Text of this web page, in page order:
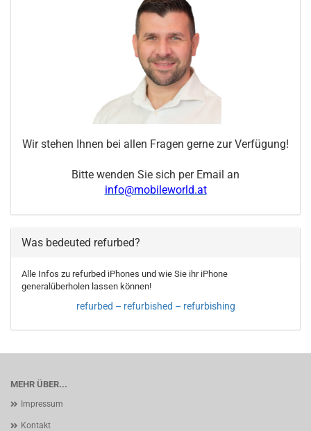
Wir stehen Ihnen bei allen Fragen gerne zur Verfügung!
Bitte wenden Sie sich per Email an
info@mobileworld.at
Was bedeuted refurbed?
Alle Infos zu refurbed iPhones und wie Sie ihr iPhone
generalüberholen lassen können!
refurbed – refurbished – refurbishing
MEHR ÜBER...
Impressum
Kontakt